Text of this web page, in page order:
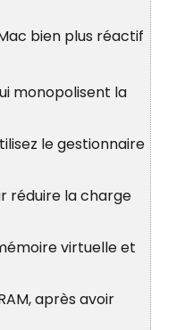
bien plus réactif
monopolisent la
le gestionnaire
réduire la charge
virtuelle et
après avoir